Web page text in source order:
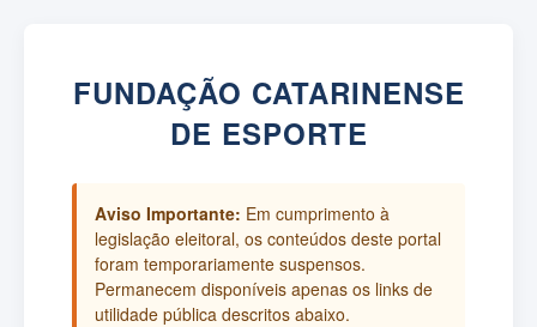
FUNDAÇÃO CATARINENSE
DE ESPORTE
Aviso Importante: Em cumprimento à
legislação eleitoral, os conteúdos deste portal
foram temporariamente suspensos.
Permanecem disponíveis apenas os links de
utilidade pública descritos abaixo.